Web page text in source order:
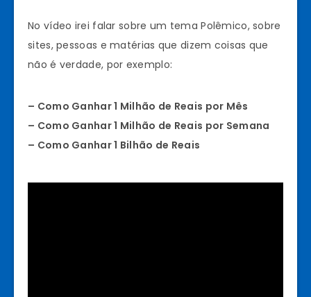
No vídeo irei falar sobre um tema Polêmico, sobre
sites, pessoas e matérias que dizem coisas que
não é verdade, por exemplo:
– Como Ganhar 1 Milhão de Reais por Mês
– Como Ganhar 1 Milhão de Reais por Semana
– Como Ganhar 1 Bilhão de Reais